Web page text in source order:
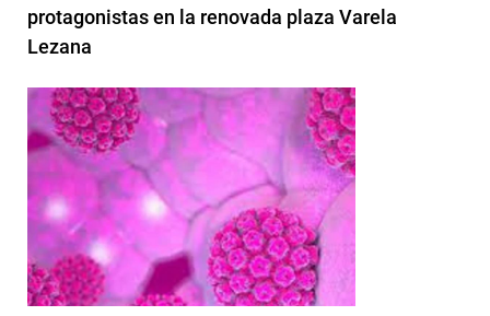
protagonistas en la renovada plaza Varela
Lezana